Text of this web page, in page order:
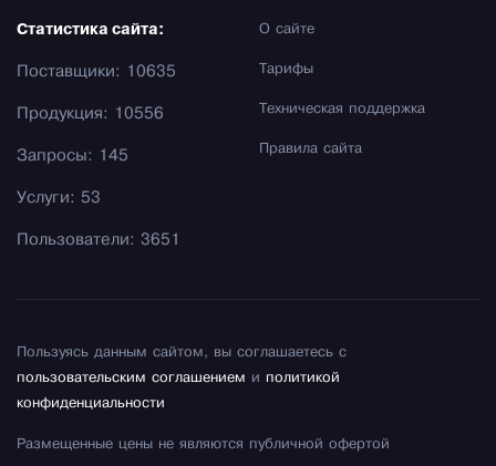
О сайте
Тарифы
Техническая поддержка
Правила сайта
Статистика сайта:
Поставщики: 10635
Продукция: 10556
Запросы: 145
Услуги: 53
Пользователи: 3651
Пользуясь данным сайтом, вы соглашаетесь с
пользовательским соглашением и политикой
конфиденциальности
Размещенные цены не являются публичной офертой